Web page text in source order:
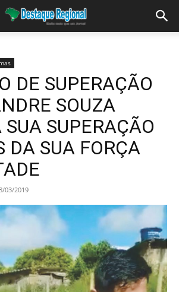
DE SUPERAÇÃO
SOUZA
SUPERAÇÃO
DA SUA FORÇA
03/2019